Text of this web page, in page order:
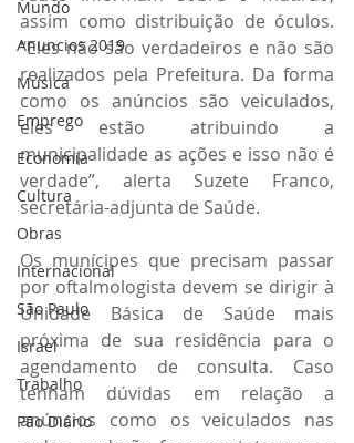
Mundo
Anuncios 2019
Música
Emprego
Economia
Cultura
Obras
Internacional
São Paulo
Israel
Trabalho
Pão Diário
assim como distribuição de óculos.
“Eles não são verdadeiros e não são
realizados pela Prefeitura. Da forma
como os anúncios são veiculados,
eles estão atribuindo a
municipalidade as ações e isso não é
verdade”, alerta Suzete Franco,
secretária-adjunta de Saúde.
Os munícipes que precisam passar
por oftalmologista devem se dirigir à
Unidade Básica de Saúde mais
próxima de sua residência para o
agendamento de consulta. Caso
tenham dúvidas em relação a
anúncios como os veiculados nas